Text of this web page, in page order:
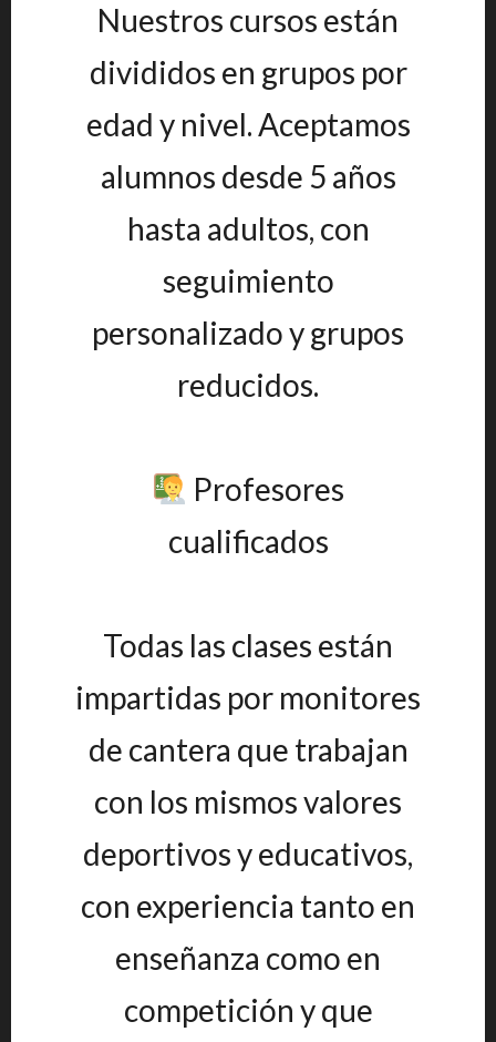
Nuestros cursos están
divididos en grupos por
edad y nivel. Aceptamos
alumnos desde 5 años
hasta adultos, con
seguimiento
personalizado y grupos
reducidos.
Profesores
cualificados
Todas las clases están
impartidas por monitores
de cantera que trabajan
con los mismos valores
deportivos y educativos,
con experiencia tanto en
enseñanza como en
competición y que